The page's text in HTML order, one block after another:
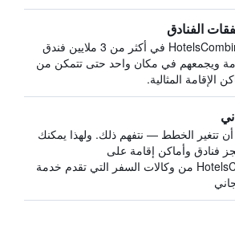
الفنادق
يبحث HotelsCombined في أكثر من 3 ملايين فندق
ويجمعهم في مكان واحد حتى تتمكن من
الإقامة المثالية.
أن تتغير الخطط — نتفهم ذلك. ولهذا يمكنك
فنادق وأماكن إقامة على
HotelsCombined من وكالات السفر التي تقدم خدمة